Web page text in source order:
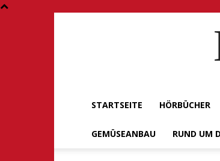
STARTSEITE HÖRBÜCHER
GEMÜSEANBAU RUND UM